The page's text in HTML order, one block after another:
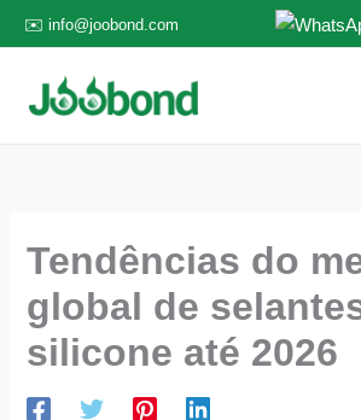
para
conteúdo
✉️ info@joobond.com
Tendências do
global de
silicone até 2026